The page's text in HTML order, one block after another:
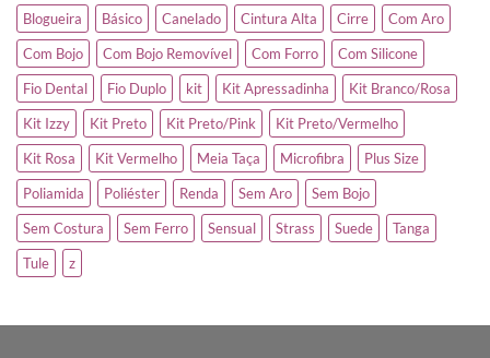
Blogueira
Básico Canelado Cintura Alta Cirre
Com Aro
Com Bojo
Com Bojo Removível Com Forro
Com Silicone
Fio Dental
Fio Duplo kit Kit Apressadinha
Kit Branco/Rosa
Kit Izzy
Kit Preto Kit Preto/Pink
Kit Preto/Vermelho
Kit Rosa
Kit Vermelho Meia Taça Microfibra
Plus Size
Poliamida
Poliéster Renda Sem Aro
Sem Bojo
Sem Costura
Sem Ferro Sensual Strass Suede
Tanga
Tule
z